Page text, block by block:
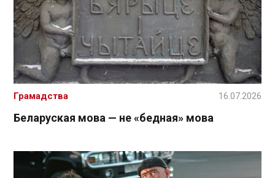
Беларуская мова — не «бедная» мова
Грамадства 16.07.2026